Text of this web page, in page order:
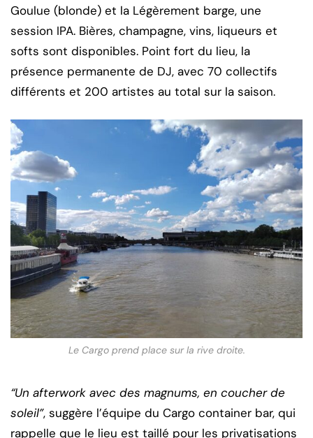
Goulue (blonde) et la Légèrement barge, une
session IPA. Bières, champagne, vins, liqueurs et
softs sont disponibles. Point fort du lieu, la
présence permanente de DJ, avec 70 collectifs
différents et 200 artistes au total sur la saison.
Le Cargo prend place sur la rive droite.
“Un afterwork avec des magnums, en coucher de
soleil”, suggère l’équipe du Cargo container bar, qui
rappelle que le lieu est taillé pour les privatisations